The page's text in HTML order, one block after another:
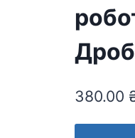
380.00